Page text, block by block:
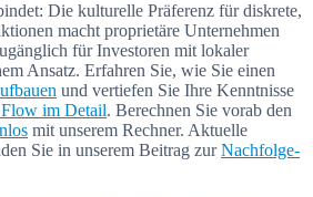
Die kulturelle Präferenz für diskrete,
macht proprietäre Unternehmen
für Investoren mit lokaler
Ansatz. Erfahren Sie, wie Sie einen
und vertiefen Sie Ihre Kenntnisse
im Detail. Berechnen Sie vorab den
mit unserem Rechner. Aktuelle
Sie in unserem Beitrag zur Nachfolge-